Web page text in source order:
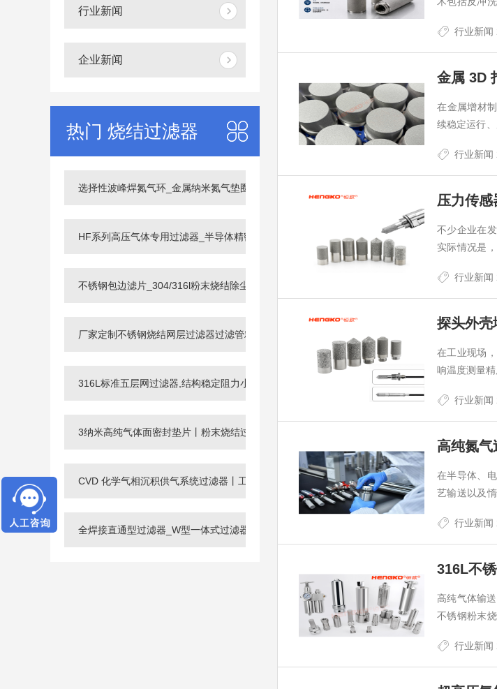
行业新闻
企业新闻
热门 烧结过滤器
选择性波峰焊氮气环_金属纳米氮气垫圈
HF系列高压气体专用过滤器_半导体精密气体过滤器
不锈钢包边滤片_304/316l粉末烧结除尘过滤片
厂家定制不锈钢烧结网层过滤器过滤管精湛工艺过滤耐高温防腐蚀工业用
316L标准五层网过滤器,结构稳定阻力小不锈钢网过滤器
3纳米高纯气体面密封垫片丨粉末烧结过滤片
CVD 化学气相沉积供气系统过滤器丨工业集中供气系统过滤器
全焊接直通型过滤器_W型一体式过滤器
行业新闻
在金属增材
续稳定运行
行业新闻
压力传感
不少企业在
实际情况是
行业新闻
探头外壳
在工业现场
响温度测量
行业新闻
高纯氮气
在半导体、
艺输送以及
行业新闻
高纯气体输
不锈钢粉末
行业新闻